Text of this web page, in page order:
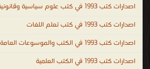
اصدارات كتب 1993 في كتب علوم سياسية وقانونية
اصدارات كتب 1993 في كتب تعلم اللغات
اصدارات كتب 1993 في الكتب والموسوعات العامة
اصدارات كتب 1993 في الكتب العلمية